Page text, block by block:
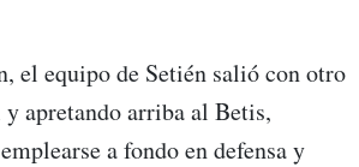
el equipo de Setién salió con otro
apretando arriba al Betis,
a fondo en defensa y